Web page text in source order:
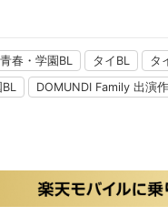
青春・学園BL タイBL タ
DOMUNDI Family 出演作